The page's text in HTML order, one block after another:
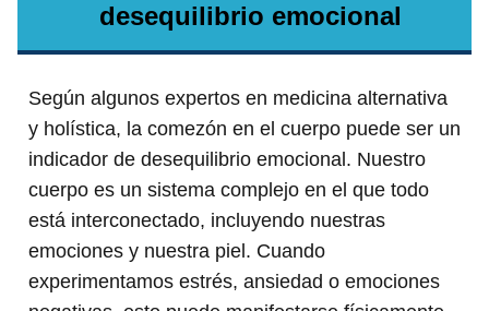
desequilibrio emocional
Según algunos expertos en medicina alternativa
y holística, la comezón en el cuerpo puede ser un
indicador de desequilibrio emocional. Nuestro
cuerpo es un sistema complejo en el que todo
está interconectado, incluyendo nuestras
emociones y nuestra piel. Cuando
experimentamos estrés, ansiedad o emociones